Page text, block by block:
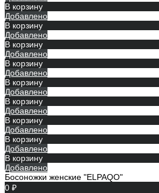
В корзину
Добавлено
В корзину
Добавлено
В корзину
Добавлено
В корзину
Добавлено
В корзину
Добавлено
В корзину
Добавлено
В корзину
Добавлено
В корзину
Добавлено
В корзину
Добавлено
Босоножки женские "ELPAQO"
0 ₽